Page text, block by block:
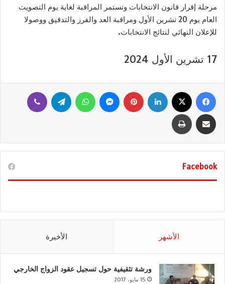
مرحلة إقرار قانون الانتخابات وتستمر المراقبة لغاية يوم التصويت
العام يوم 20 تشرين الأول ومراقبة العد والفرز والتدقيق ووصولا
للإعلان النهائي لنتائج الانتخابات.
17 تشرين الأول 2024
فيسبوك لينكدإن بينتيريست ماسنجر واتساب تيلقرام
مشاركة عبر البريد طباعة
Facebook
الأشهر الأخيرة
ورشة تثقيفية حول تسجيل عقود الزواج الخارجي
15 مايو، 2017